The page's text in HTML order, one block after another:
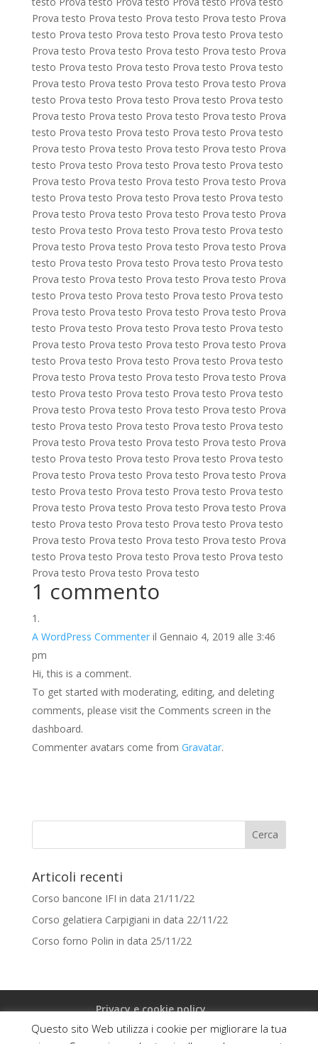
Prova testo Prova testo Prova testo Prova testo Prova
testo Prova testo Prova testo Prova testo Prova testo
Prova testo Prova testo Prova testo Prova testo Prova
testo Prova testo Prova testo Prova testo Prova testo
Prova testo Prova testo Prova testo Prova testo Prova
testo Prova testo Prova testo Prova testo Prova testo
Prova testo Prova testo Prova testo Prova testo Prova
testo Prova testo Prova testo Prova testo Prova testo
Prova testo Prova testo Prova testo Prova testo Prova
testo Prova testo Prova testo Prova testo Prova testo
Prova testo Prova testo Prova testo Prova testo Prova
testo Prova testo Prova testo Prova testo Prova testo
Prova testo Prova testo Prova testo Prova testo Prova
testo Prova testo Prova testo Prova testo Prova testo
Prova testo Prova testo Prova testo Prova testo Prova
testo Prova testo Prova testo Prova testo Prova testo
Prova testo Prova testo Prova testo Prova testo Prova
testo Prova testo Prova testo Prova testo Prova testo
Prova testo Prova testo Prova testo Prova testo Prova
testo Prova testo Prova testo Prova testo Prova testo
Prova testo Prova testo Prova testo Prova testo Prova
testo Prova testo Prova testo Prova testo Prova testo
Prova testo Prova testo Prova testo Prova testo Prova
testo Prova testo Prova testo Prova testo Prova testo
Prova testo Prova testo Prova testo Prova testo Prova
testo Prova testo Prova testo Prova testo Prova testo
Prova testo Prova testo Prova testo Prova testo Prova
testo Prova testo Prova testo Prova testo Prova testo
Prova testo Prova testo Prova testo Prova testo Prova
testo Prova testo Prova testo Prova testo Prova testo
Prova testo Prova testo Prova testo Prova testo Prova
testo Prova testo Prova testo Prova testo Prova testo
Prova testo Prova testo Prova testo Prova testo Prova
testo Prova testo Prova testo Prova testo Prova testo
Prova testo Prova testo Prova testo
1 commento
A WordPress Commenter il Gennaio 4, 2019 alle 3:46
pm
Hi, this is a comment.
To get started with moderating, editing, and deleting
comments, please visit the Comments screen in the
dashboard.
Commenter avatars come from Gravatar.
Articoli recenti
Corso bancone IFI in data 21/11/22
Corso gelatiera Carpigiani in data 22/11/22
Corso forno Polin in data 25/11/22
Privacy e cookie policy
Questo sito Web utilizza i cookie per migliorare la tua